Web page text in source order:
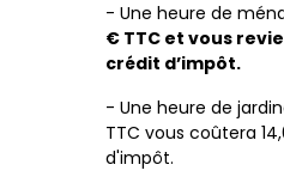
- Une heure de
€ TTC et vous
crédit d’impôt.
- Une heure de
TTC vous coûtera
d'impôt.